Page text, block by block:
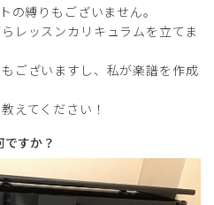
の縛りもございません。
レッスンカリキュラムを立てま
ございますし、私が楽譜を作成
えてください！
すか？